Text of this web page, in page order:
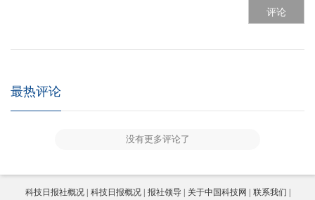
评论
最热评论
没有更多评论了
科技日报社概况 科技日报概况 报社领导 关于中国科技网 联系我们